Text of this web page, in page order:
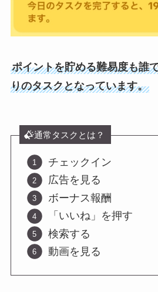
ポイントを貯める難易度も誰
りのタスクとなっています。
通常タスクとは？
チェックイン
広告を見る
ボーナス報酬
「いいね」を押す
検索する
動画を見る